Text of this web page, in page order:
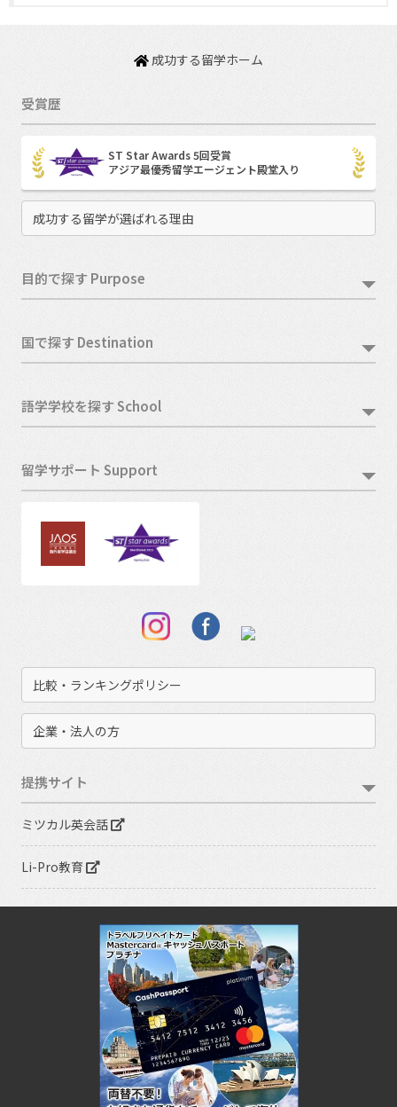
成功する留学ホーム
受賞歴
ST Star Awards 5回受賞
アジア最優秀留学エージェント殿堂入り
成功する留学が選ばれる理由
目的で探す Purpose
国で探す Destination
語学学校を探す School
留学サポート Support
比較・ランキングポリシー
企業・法人の方
提携サイト
ミツカル英会話
Li-Pro教育